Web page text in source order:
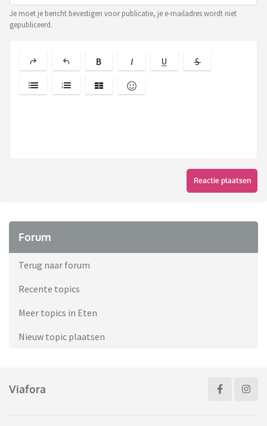
Je moet je bericht bevestigen voor publicatie, je e-mailadres wordt niet
gepubliceerd.
Reactie plaatsen
Forum
Terug naar forum
Recente topics
Meer topics in Eten
Nieuw topic plaatsen
Viafora